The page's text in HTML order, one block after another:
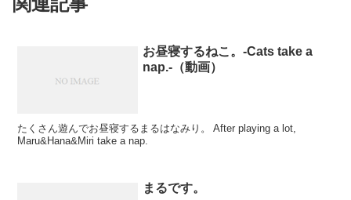
お昼寝するねこ。-Cats take a
nap.-（動画）
たくさん遊んでお昼寝するまるはなみり。 After playing a lot,
Maru&Hana&Miri take a nap.
まるです。